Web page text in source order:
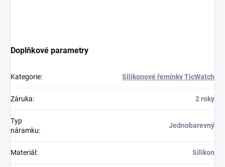
Doplňkové parametry
Kategorie: Silikonové řemínky TicWatch
Záruka: 2 roky
Typ
náramku:
Jednobarevný
Materiál : Silikon